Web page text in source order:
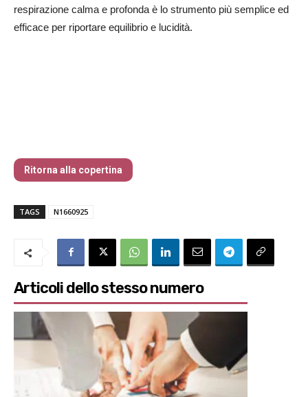
respirazione calma e profonda è lo strumento più semplice ed
efficace per riportare equilibrio e lucidità.
Ritorna alla copertina
TAGS N1660925
Articoli dello stesso numero